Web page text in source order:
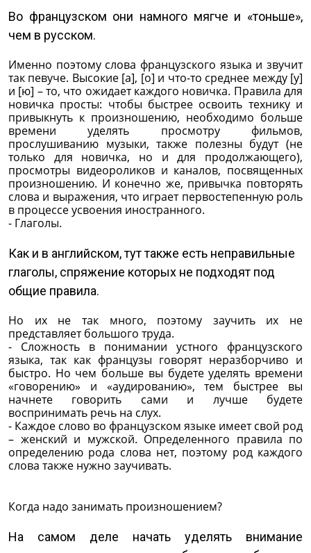
Во французском они намного мягче и «тоньше»,
чем в русском.
Именно поэтому слова французского языка и звучит
так певуче. Высокие [a], [o] и что-то среднее между [у]
и [ю] – то, что ожидает каждого новичка. Правила для
новичка просты: чтобы быстрее освоить технику и
привыкнуть к произношению, необходимо больше
времени уделять просмотру фильмов,
прослушиванию музыки, также полезны будут (не
только для новичка, но и для продолжающего),
просмотры видеороликов и каналов, посвященных
произношению. И конечно же, привычка повторять
слова и выражения, что играет первостепенную роль
в процессе усвоения иностранного.
- Глаголы.
Как и в английском, тут также есть неправильные
глаголы, спряжение которых не подходят под
общие правила.
Но их не так много, поэтому заучить их не
представляет большого труда.
- Сложность в понимании устного французского
языка, так как французы говорят неразборчиво и
быстро. Но чем больше вы будете уделять времени
«говорению» и «аудированию», тем быстрее вы
начнете говорить сами и лучше будете
воспринимать речь на слух.
- Каждое слово во французском языке имеет свой род
– женский и мужской. Определенного правила по
определению рода слова нет, поэтому род каждого
слова также нужно заучивать.
Когда надо занимать произношением?
На самом деле начать уделять внимание